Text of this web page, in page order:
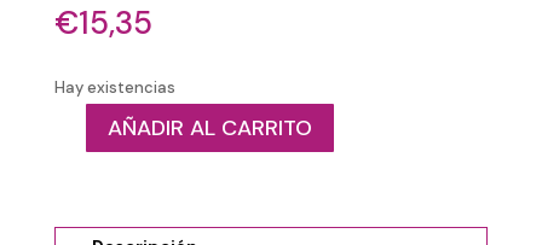
€15,35
Hay existencias
SEBAMED
Anticaspa
AÑADIR AL CARRITO